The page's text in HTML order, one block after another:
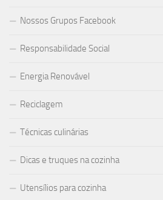
Nossos Grupos Facebook
Responsabilidade Social
Energia Renovável
Reciclagem
Técnicas culinárias
Dicas e truques na cozinha
Utensílios para cozinha